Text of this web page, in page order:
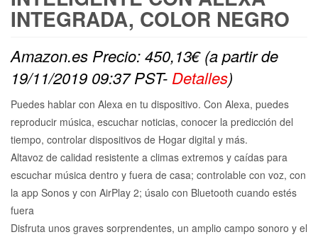
INTEGRADA, COLOR NEGRO
Amazon.es Precio:450,13€(a partir de
19/11/2019 09:37 PST- Detalles)
Puedes hablar con Alexa en tu dispositivo. Con Alexa, puedes
reproducir música, escuchar noticias, conocer la predicción del
tiempo, controlar dispositivos de Hogar digital y más.
Altavoz de calidad resistente a climas extremos y caídas para
escuchar música dentro y fuera de casa; controlable con voz, con
la app Sonos y con AirPlay 2; úsalo con Bluetooth cuando estés
fuera
Disfruta unos graves sorprendentes, un amplio campo sonoro y el